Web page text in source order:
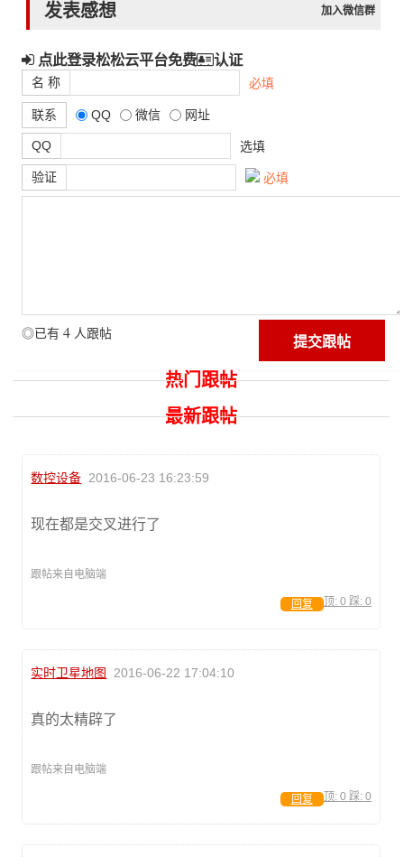
发表感想 加入微信群
点此登录松松云平台免费 认证
名 称 必填
联系 QQ 微信 网址
QQ 选填
验证 必填
◎已有 4 人跟帖
热门跟帖
最新跟帖
数控设备 2016-06-23 16:23:59
现在都是交叉进行了
跟帖来自电脑端
顶: 0 踩: 0
回复
实时卫星地图 2016-06-22 17:04:10
真的太精辟了
跟帖来自电脑端
顶: 0 踩: 0
回复